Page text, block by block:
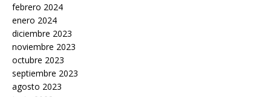
febrero 2024
enero 2024
diciembre 2023
noviembre 2023
octubre 2023
septiembre 2023
agosto 2023